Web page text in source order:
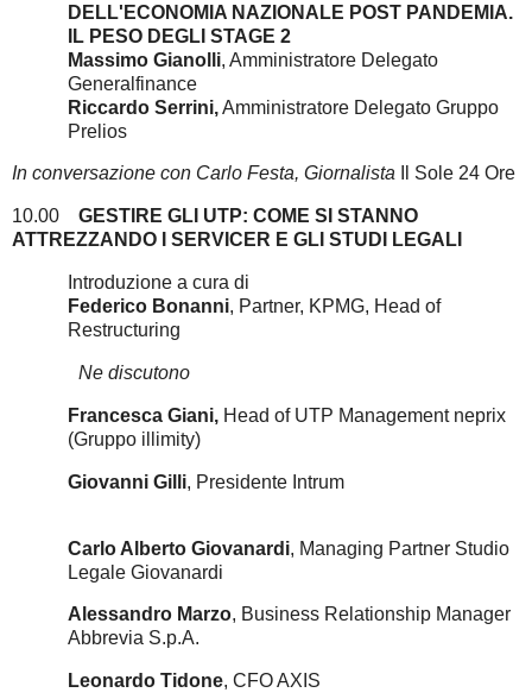
DELL'ECONOMIA NAZIONALE POST PANDEMIA.
IL PESO DEGLI STAGE 2
Massimo Gianolli, Amministratore Delegato
Generalfinance
Riccardo Serrini,Amministratore Delegato Gruppo
Prelios
In conversazione con Carlo Festa, Giornalista Il Sole 24 Ore
10.00 GESTIRE GLI UTP: COME SI STANNO
ATTREZZANDO I SERVICER E GLI STUDI LEGALI
Introduzione a cura di
Federico Bonanni, Partner, KPMG, Head of
Restructuring
Ne discutono
Francesca Giani, Head of UTP Management neprix
(Gruppo illimity)
Giovanni Gilli, Presidente Intrum
Carlo Alberto Giovanardi, Managing Partner Studio
Legale Giovanardi
Alessandro Marzo, Business Relationship Manager
Abbrevia S.p.A.
Leonardo Tidone, CFO AXIS